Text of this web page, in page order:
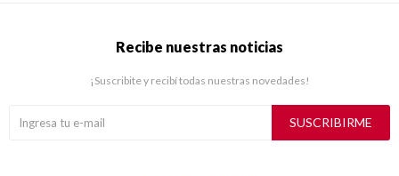
Recibe nuestras noticias
¡Suscribite y recibí todas nuestras novedades!
SUSCRIBIRME